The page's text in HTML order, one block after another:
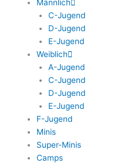
Männlich
C-Jugend
D-Jugend
E-Jugend
Weiblich
A-Jugend
C-Jugend
D-Jugend
E-Jugend
F-Jugend
Minis
Super-Minis
Camps